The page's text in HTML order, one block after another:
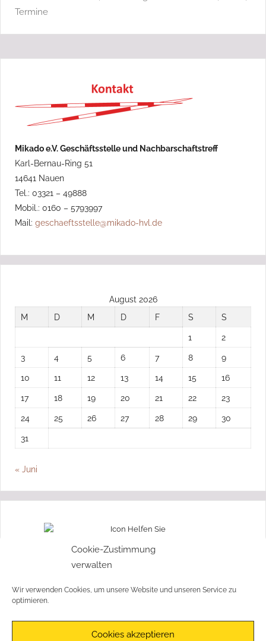
Cookie-Zustimmung
verwalten
Wir verwenden Cookies, um unsere Website und unseren Service zu
optimieren.
Cookies akzeptieren
Termine
Mikado e.V. Geschäftsstelle und Nachbarschaftstreff
Karl-Bernau-Ring 51
14641 Nauen
Tel.: 03321 – 49888
Mobil.: 0160 – 5793997
Mail: geschaeftsstelle@mikado-hvl.de
August 2026
M
D M D F S
S
1
2
3
4 5 6 7 8
9
10
11 12 13 14 15
16
17
18 19 20 21 22
23
24
25 26 27 28 29
30
31
« Juni
„Ohne Moos nix los“
Wir freuen uns über jede Spende!
Jetzt spenden!